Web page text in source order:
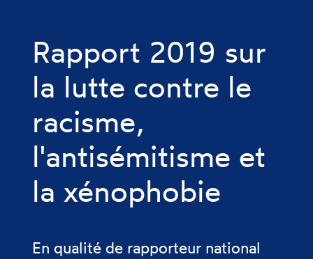
Rapport 2019 sur
la lutte contre le
racisme,
l'antisémitisme et
la xénophobie
En qualité de rapporteur national